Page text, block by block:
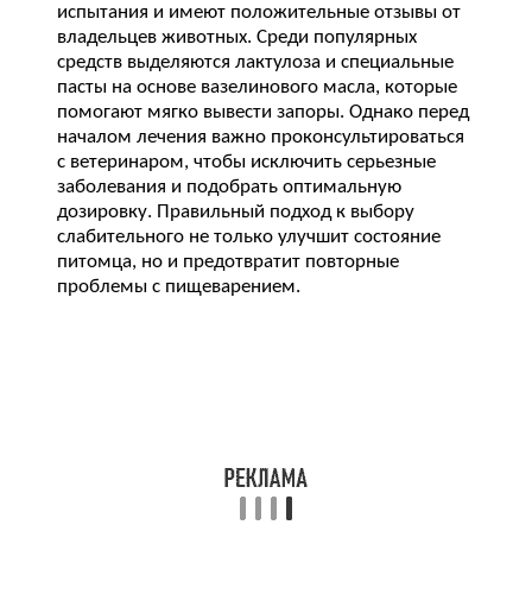
испытания и имеют положительные отзывы от
владельцев животных. Среди популярных
средств выделяются лактулоза и специальные
пасты на основе вазелинового масла, которые
помогают мягко вывести запоры. Однако перед
началом лечения важно проконсультироваться
с ветеринаром, чтобы исключить серьезные
заболевания и подобрать оптимальную
дозировку. Правильный подход к выбору
слабительного не только улучшит состояние
питомца, но и предотвратит повторные
проблемы с пищеварением.